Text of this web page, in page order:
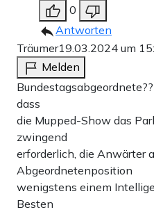
0
Antworten
Träumer19.03.2024 um
Melden
dass
die Mupped-Show das
zwingend
erforderlich, die Anwärter
Abgeordnetenposition
wenigstens einem
Besten